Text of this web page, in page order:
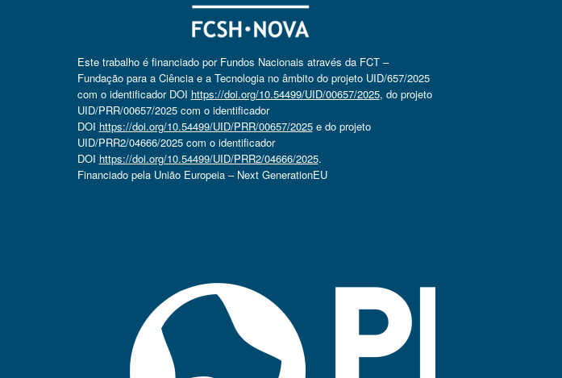
Este trabalho é financiado por Fundos Nacionais através da FCT –
Fundação para a Ciência e a Tecnologia no âmbito do projeto UID/657/2025
com o identificador DOI https://doi.org/10.54499/UID/00657/2025, do projeto
UID/PRR/00657/2025 com o identificador
DOI https://doi.org/10.54499/UID/PRR/00657/2025e do projeto
UID/PRR2/04666/2025 com o identificador
DOI https://doi.org/10.54499/UID/PRR2/04666/2025.
Financiado pela União Europeia – Next GenerationEU